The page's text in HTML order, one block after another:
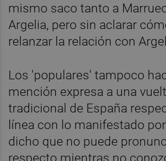
mismo saco tanto a
Argelia, pero sin aclarar
relanzar la relación con
Los 'populares' tampoco
mención expresa a una
tradicional de España
línea con lo manifestado
dicho que no puede
respecto mientras no